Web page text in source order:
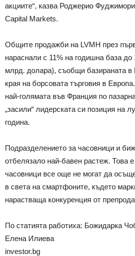
акциите“, казва Роджерио
Capital Markets.
Общите продажби на LVMH през
нараснали с 11% на годишна база
млрд. долара), съобщи базираната
края на борсовата търговия в
най-голямата във Франция по
„засили“ лидерската си позиция на
година.
Подразделението за часовници и
отбелязало най-бавен растеж. Това
часовници все още не могат да
в света на смартфоните, където
нарастваща конкуренция от
По статията работиха: Божидарка
Елена Илиева
investor.bg